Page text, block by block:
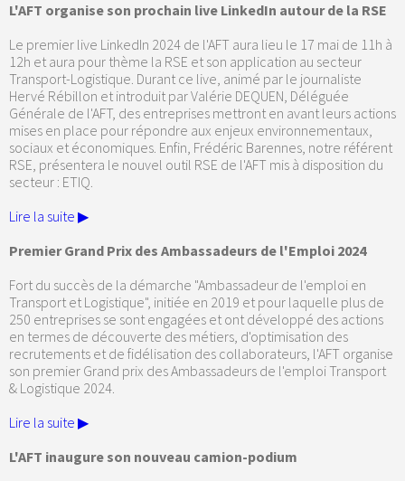
L'AFT organise son prochain live LinkedIn autour de la RSE
Le premier live LinkedIn 2024 de l'AFT aura lieu le 17 mai de 11h à
12h et aura pour thème la RSE et son application au secteur
Transport-Logistique. Durant ce live, animé par le journaliste
Hervé Rébillon et introduit par Valérie DEQUEN, Déléguée
Générale de l'AFT, des entreprises mettront en avant leurs actions
mises en place pour répondre aux enjeux environnementaux,
sociaux et économiques. Enfin, Frédéric Barennes, notre référent
RSE, présentera le nouvel outil RSE de l'AFT mis à disposition du
secteur : ETIQ.
Lire la suite ▶
Premier Grand Prix des Ambassadeurs de l'Emploi 2024
Fort du succès de la démarche "Ambassadeur de l'emploi en
Transport et Logistique", initiée en 2019 et pour laquelle plus de
250 entreprises se sont engagées et ont développé des actions
en termes de découverte des métiers, d'optimisation des
recrutements et de fidélisation des collaborateurs, l'AFT organise
son premier Grand prix des Ambassadeurs de l'emploi Transport
& Logistique 2024.
Lire la suite ▶
L'AFT inaugure son nouveau camion-podium